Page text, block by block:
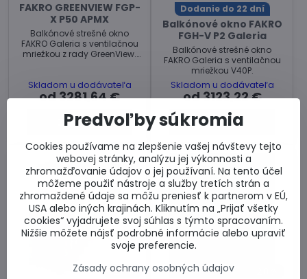
FAKRO GREENVIEW FGP-
X P50 APMX
Balkónové strešné okno
FAKRO Galeria s ventilačnou
mriežkou z rady GreenView.
Skladom u dodávateľa
od 3281,64 €
Zobraziť
Dodanie do 22 dní
Balkónové okno FAKRO
FGH-V P2 Galeria
Balkónové strešné okno
FAKRO Galeria s ventilačnou
mriežkou V40P.
Skladom u dodávateľa
od 3123,22 €
Zobraziť
20%
Predvoľby súkromia
Cookies používame na zlepšenie vašej návštevy tejto
webovej stránky, analýzu jej výkonnosti a
zhromažďovanie údajov o jej používaní. Na tento účel
môžeme použiť nástroje a služby tretích strán a
zhromaždené údaje sa môžu preniesť k partnerom v EÚ,
USA alebo iných krajinách. Kliknutím na „Prijať všetky
cookies“ vyjadrujete svoj súhlas s týmto spracovaním.
Nižšie môžete nájsť podrobné informácie alebo upraviť
svoje preferencie.
Zásady ochrany osobných údajov